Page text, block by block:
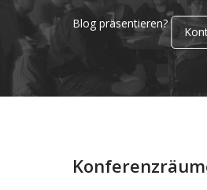
Blog präsentieren?